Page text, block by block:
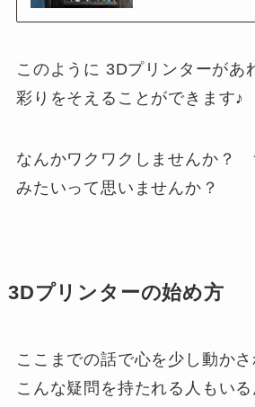
このように 3Dプリンターがあ
彩りをそえることができます♪
なんかワクワクしませんか？
みたいって思いませんか？
3Dプリンターの始め方
ここまでの話で心を少し動か
こんな疑問を持たれる人もい